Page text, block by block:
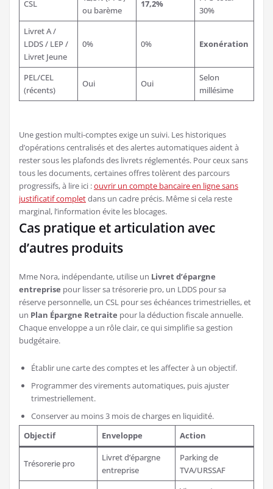
CSL
ou barème
17,2%
30%
Livret A /
LDDS / LEP /
Livret Jeune
0% 0% Exonération
PEL/CEL
(récents)
Oui Oui
Selon
millésime
Une gestion multi-comptes exige un suivi. Les historiques
d’opérations centralisés et des alertes automatiques aident à
rester sous les plafonds des livrets réglementés. Pour ceux sans
tous les documents, certaines offres tolèrent des parcours
progressifs, à lire ici :ouvrir un compte bancaire en ligne sans
justificatif completdans un cadre précis. Même si cela reste
marginal, l’information évite les blocages.
Cas pratique et articulation avec
d’autres produits
Mme Nora, indépendante, utilise un Livret d’épargne
entreprise pour lisser sa trésorerie pro, un LDDS pour sa
réserve personnelle, un CSL pour ses échéances trimestrielles, et
un Plan Épargne Retraite pour la déduction fiscale annuelle.
Chaque enveloppe a un rôle clair, ce qui simplifie sa gestion
budgétaire.
Établir une carte des comptes et les affecter à un objectif.
Programmer des virements automatiques, puis ajuster
trimestriellement.
Conserver au moins 3 mois de charges en liquidité.
Objectif
Enveloppe Action
Trésorerie pro
Livret d’épargne
entreprise
Parking de
TVA/URSSAF